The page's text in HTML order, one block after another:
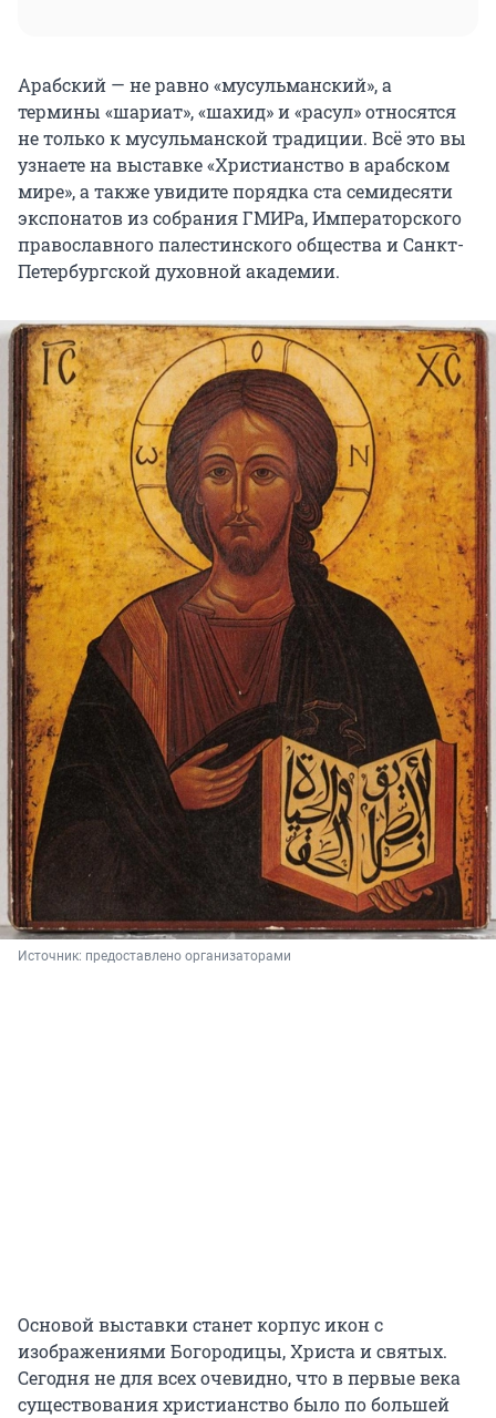
Арабский — не равно «мусульманский», а
термины «шариат», «шахид» и «расул» относятся
не только к мусульманской традиции. Всё это вы
узнаете на выставке «Христианство в арабском
мире», а также увидите порядка ста семидесяти
экспонатов из собрания ГМИРа, Императорского
православного палестинского общества и Санкт-
Петербургской духовной академии.
Источник: предоставлено организаторами
Основой выставки станет корпус икон с
изображениями Богородицы, Христа и святых.
Сегодня не для всех очевидно, что в первые века
существования христианство было по большей